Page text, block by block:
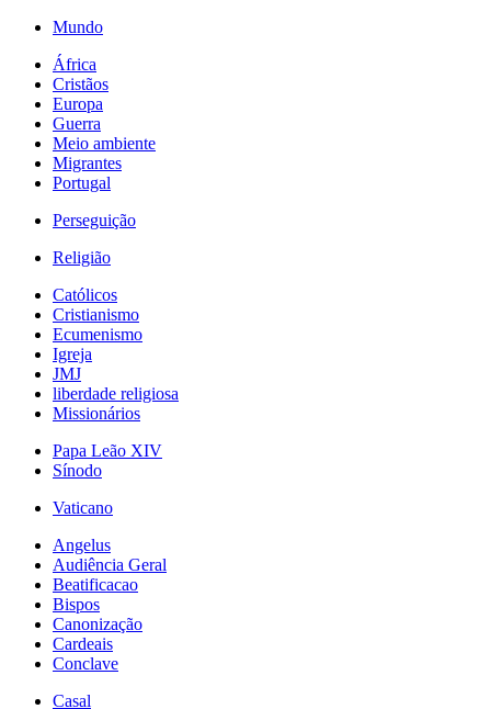
Mundo
África
Cristãos
Europa
Guerra
Meio ambiente
Migrantes
Portugal
Perseguição
Religião
Católicos
Cristianismo
Ecumenismo
Igreja
JMJ
liberdade religiosa
Missionários
Papa Leão XIV
Sínodo
Vaticano
Angelus
Audiência Geral
Beatificacao
Bispos
Canonização
Cardeais
Conclave
Casal